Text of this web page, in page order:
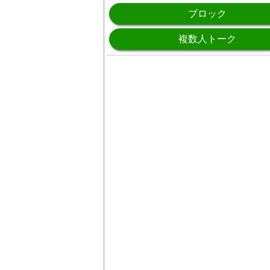
ブロック
複数人トーク